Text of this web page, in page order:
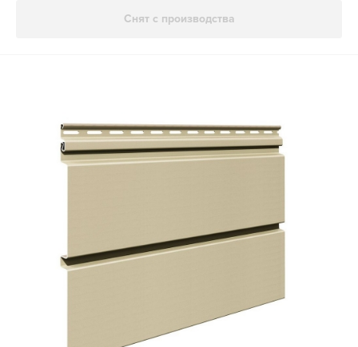
Снят с производства